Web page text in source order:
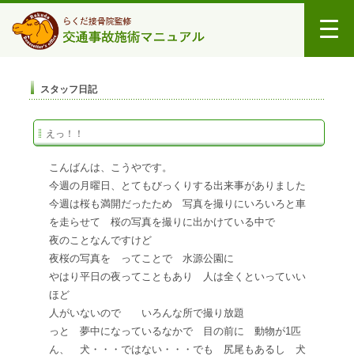
スタッフ日記
えっ！！
こんばんは、こうやです。
今週の月曜日、とてもびっくりする出来事がありました
今週は桜も満開だったため 写真を撮りにいろいろと車
を走らせて 桜の写真を撮りに出かけている中で
夜のことなんですけど
夜桜の写真を ってことで 水源公園に
やはり平日の夜ってこともあり 人は全くといっていい
ほど
人がいないので いろんな所で撮り放題
っと 夢中になっているなかで 目の前に 動物が1匹
ん、 犬・・・ではない・・・でも 尻尾もあるし 犬